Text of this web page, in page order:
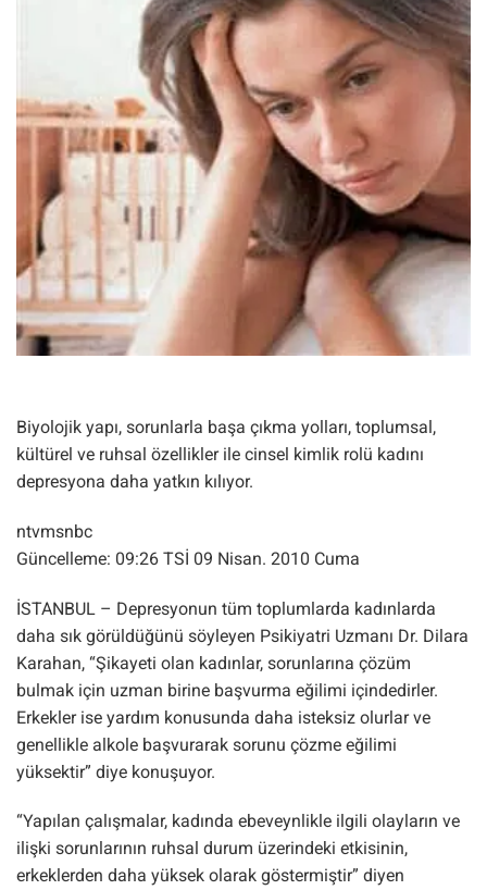
Biyolojik yapı, sorunlarla başa çıkma yolları, toplumsal,
kültürel ve ruhsal özellikler ile cinsel kimlik rolü kadını
depresyona daha yatkın kılıyor.
ntvmsnbc
Güncelleme: 09:26 TSİ 09 Nisan. 2010 Cuma
İSTANBUL – Depresyonun tüm toplumlarda kadınlarda
daha sık görüldüğünü söyleyen Psikiyatri Uzmanı Dr. Dilara
Karahan, “Şikayeti olan kadınlar, sorunlarına çözüm
bulmak için uzman birine başvurma eğilimi içindedirler.
Erkekler ise yardım konusunda daha isteksiz olurlar ve
genellikle alkole başvurarak sorunu çözme eğilimi
yüksektir” diye konuşuyor.
“Yapılan çalışmalar, kadında ebeveynlikle ilgili olayların ve
ilişki sorunlarının ruhsal durum üzerindeki etkisinin,
erkeklerden daha yüksek olarak göstermiştir” diyen